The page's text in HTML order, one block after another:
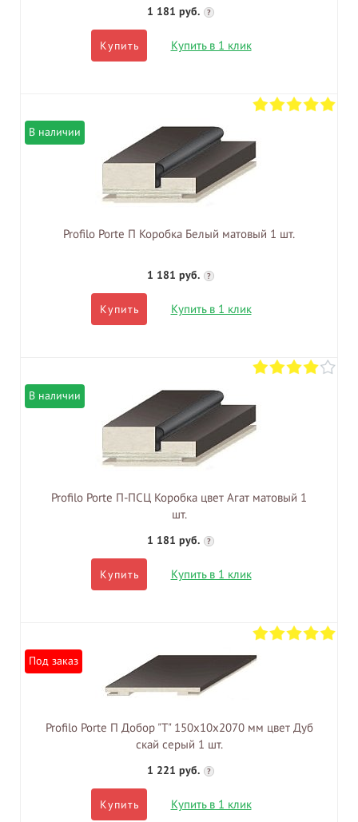
1 181 руб. ?
Купить Купить в 1 клик
В наличии
Profilo Porte П Коробка Белый матовый 1 шт.
1 181 руб. ?
Купить Купить в 1 клик
В наличии
Profilo Porte П-ПСЦ Коробка цвет Агат матовый 1
шт.
1 181 руб. ?
Купить Купить в 1 клик
Под заказ
Profilo Porte П Добор "Т" 150х10х2070 мм цвет Дуб
скай серый 1 шт.
1 221 руб. ?
Купить Купить в 1 клик